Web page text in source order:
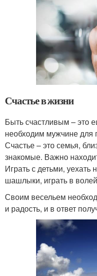
Счастье в жизни
Быть счастливым – это
необходим мужчине для
Счастье – это семья,
знакомые. Важно
Играть с детьми, уехать
шашлыки, играть в
Своим весельем
и радость, и в ответ